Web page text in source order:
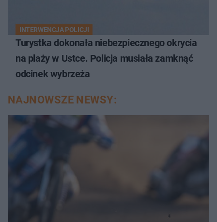
INTERWENCJA POLICJI
Turystka dokonała niebezpiecznego okrycia
na plaży w Ustce. Policja musiała zamknąć
odcinek wybrzeża
NAJNOWSZE NEWSY: